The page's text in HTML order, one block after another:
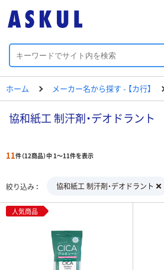
ホーム メーカー名から探す - 【カ行】
協和紙工 制汗剤・デオドラント
11件（12商品）中 1～11件を表示
絞り込み 協和紙工 制汗剤・デオドラント
人気商品